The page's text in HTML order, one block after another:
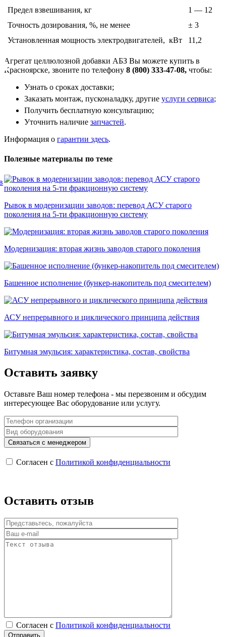
Предел взвешивания, кг
1 — 12
Точность дозирования, %, не менее
± 3
Установленная мощность электродвигателей, кВт
11,2
Агрегат целлюлозной добавки АБЗ Вы можете купить в
Красноярске, звоните по телефону 8 (800) 333-47-08, чтобы:
Узнать о сроках доставки;
Заказать монтаж, пусконаладку, другие услуги сервиса;
Получить бесплатную консультацию;
Уточнить наличие запчастей.
Информация о гарантии здесь.
Полезные материалы по теме
Рывок в модернизации заводов: перевод АСУ старого
поколения на 5-ти фракционную систему
Модернизация: вторая жизнь заводов старого поколения
Башенное исполнение (бункер-накопитель под смесителем)
АСУ непрерывного и циклического принципа действия
Битумная эмульсия: характеристика, состав, свойства
Оставить заявку
Оставьте Ваш номер телефона - мы перезвоним и обсудим
интересующее Вас оборудование или услугу.
Согласен с Политикой конфиденциальности
Оставить отзыв
Согласен с Политикой конфиденциальности